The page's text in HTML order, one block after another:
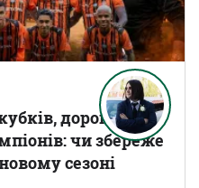
дорогі
чи збереже
сезоні